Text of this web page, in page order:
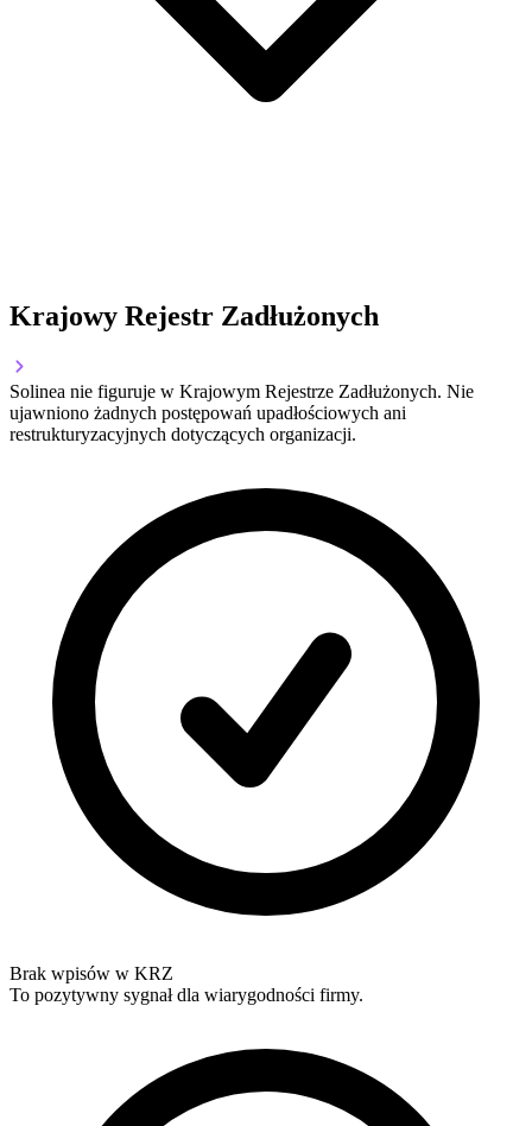
Krajowy Rejestr Zadłużonych
Solinea nie figuruje w Krajowym Rejestrze Zadłużonych. Nie
ujawniono żadnych postępowań upadłościowych ani
restrukturyzacyjnych dotyczących organizacji.
Brak wpisów w KRZ
To pozytywny sygnał dla wiarygodności firmy.